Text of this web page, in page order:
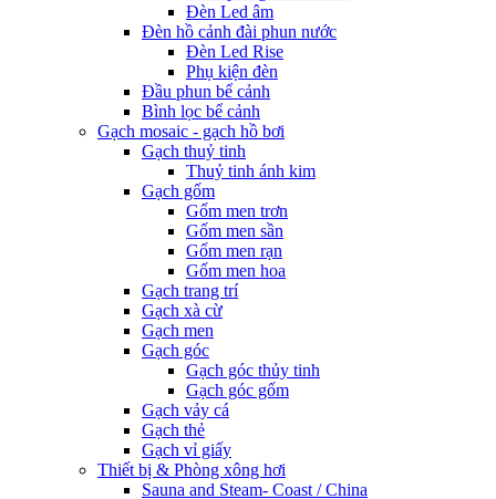
Đèn Led âm
Đèn hồ cảnh đài phun nước
Đèn Led Rise
Phụ kiện đèn
Đầu phun bể cảnh
Bình lọc bể cảnh
Gạch mosaic - gạch hồ bơi
Gạch thuỷ tinh
Thuỷ tinh ánh kim
Gạch gốm
Gốm men trơn
Gốm men sần
Gốm men rạn
Gốm men hoa
Gạch trang trí
Gạch xà cừ
Gạch men
Gạch góc
Gạch góc thủy tinh
Gạch góc gốm
Gạch vảy cá
Gạch thẻ
Gạch vỉ giấy
Thiết bị & Phòng xông hơi
Sauna and Steam- Coast / China